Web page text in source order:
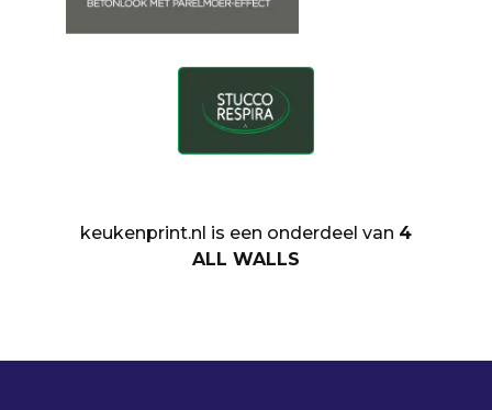
keukenprint.nl is een onderdeel van 4
ALL WALLS